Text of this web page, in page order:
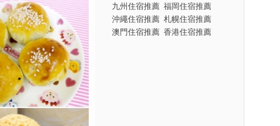
九州住宿推薦 福岡住宿推薦
沖繩住宿推薦 札幌住宿推薦
澳門住宿推薦 香港住宿推薦